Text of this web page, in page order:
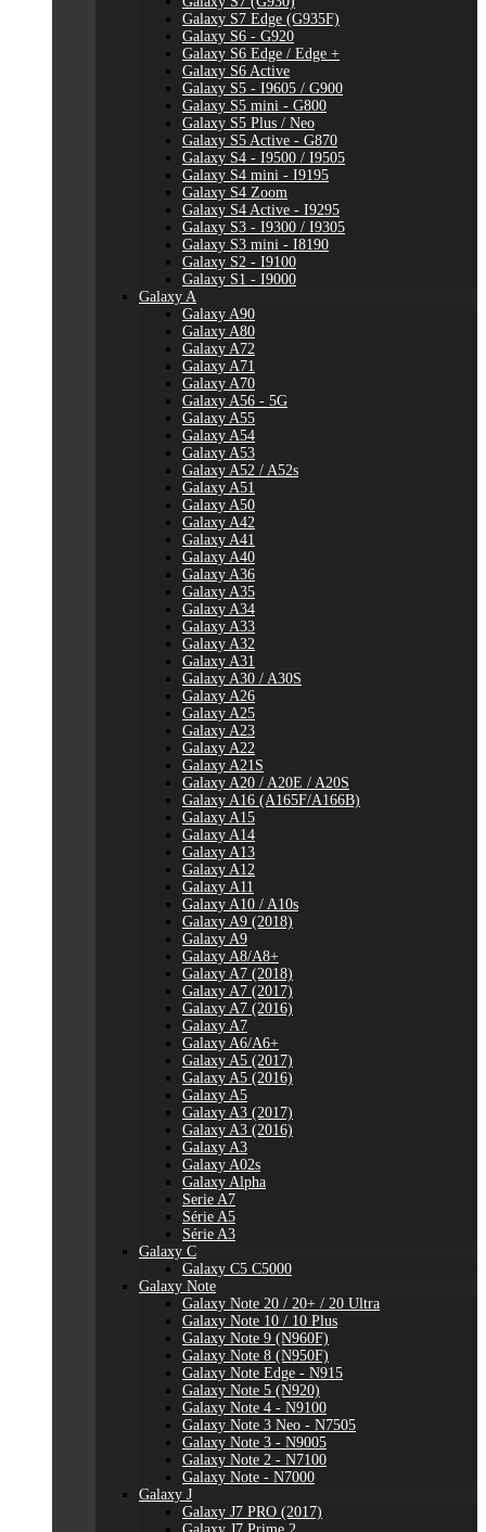
Galaxy S7 Edge (G935F)
Galaxy S6 - G920
Galaxy S6 Edge / Edge +
Galaxy S6 Active
Galaxy S5 - I9605 / G900
Galaxy S5 mini - G800
Galaxy S5 Plus / Neo
Galaxy S5 Active - G870
Galaxy S4 - I9500 / I9505
Galaxy S4 mini - I9195
Galaxy S4 Zoom
Galaxy S4 Active - I9295
Galaxy S3 - I9300 / I9305
Galaxy S3 mini - I8190
Galaxy S2 - I9100
Galaxy S1 - I9000
Galaxy A
Galaxy A90
Galaxy A80
Galaxy A72
Galaxy A71
Galaxy A70
Galaxy A56 - 5G
Galaxy A55
Galaxy A54
Galaxy A53
Galaxy A52 / A52s
Galaxy A51
Galaxy A50
Galaxy A42
Galaxy A41
Galaxy A40
Galaxy A36
Galaxy A35
Galaxy A34
Galaxy A33
Galaxy A32
Galaxy A31
Galaxy A30 / A30S
Galaxy A26
Galaxy A25
Galaxy A23
Galaxy A22
Galaxy A21S
Galaxy A20 / A20E / A20S
Galaxy A16 (A165F/A166B)
Galaxy A15
Galaxy A14
Galaxy A13
Galaxy A12
Galaxy A11
Galaxy A10 / A10s
Galaxy A9 (2018)
Galaxy A9
Galaxy A8/A8+
Galaxy A7 (2018)
Galaxy A7 (2017)
Galaxy A7 (2016)
Galaxy A7
Galaxy A6/A6+
Galaxy A5 (2017)
Galaxy A5 (2016)
Galaxy A5
Galaxy A3 (2017)
Galaxy A3 (2016)
Galaxy A3
Galaxy A02s
Galaxy Alpha
Serie A7
Série A5
Série A3
Galaxy C
Galaxy C5 C5000
Galaxy Note
Galaxy Note 20 / 20+ / 20 Ultra
Galaxy Note 10 / 10 Plus
Galaxy Note 9 (N960F)
Galaxy Note 8 (N950F)
Galaxy Note Edge - N915
Galaxy Note 5 (N920)
Galaxy Note 4 - N9100
Galaxy Note 3 Neo - N7505
Galaxy Note 3 - N9005
Galaxy Note 2 - N7100
Galaxy Note - N7000
Galaxy J
Galaxy J7 PRO (2017)